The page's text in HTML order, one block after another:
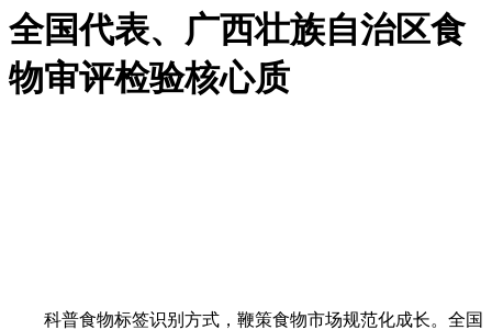
全国代表、广西壮族自治区食
物审评检验核心质
科普食物标签识别方式，鞭策食物市场规范化成长。全国